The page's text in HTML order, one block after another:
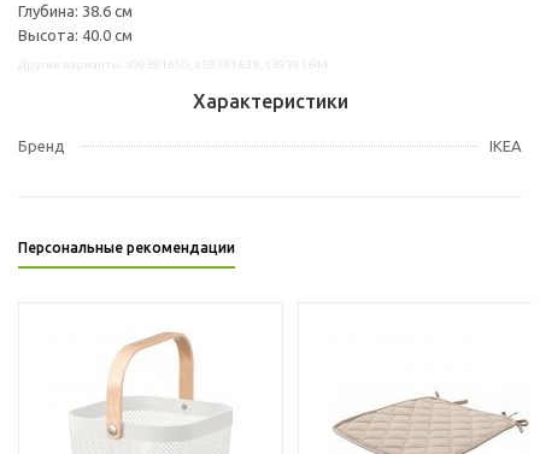
Глубина: 38.6 см
Высота: 40.0 см
Характеристики
Бренд IKEA
Персональные рекомендации